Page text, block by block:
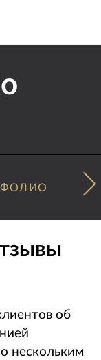
об
нескольким